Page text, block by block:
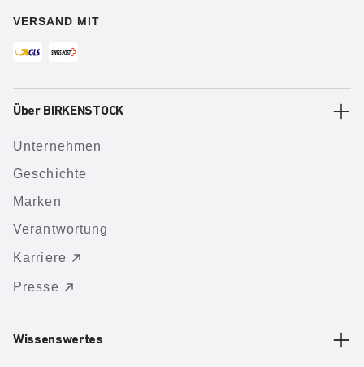
VERSAND MIT
Über BIRKENSTOCK
Unternehmen
Geschichte
Marken
Verantwortung
Karriere
Presse
Wissenswertes